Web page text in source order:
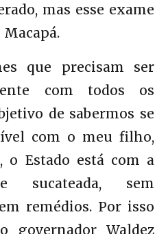
mas esse exame
que precisam ser
com todos os
de sabermos se
com o meu filho,
o Estado está com a
sucateada, sem
remédios. Por isso
governador Waldez